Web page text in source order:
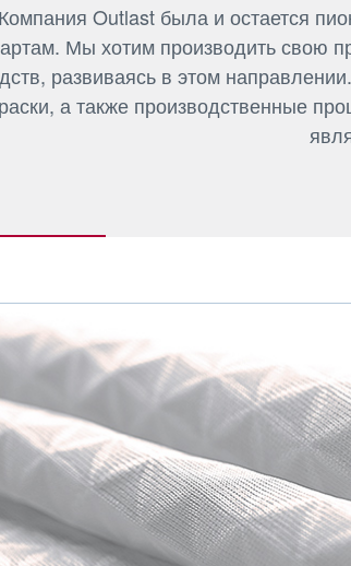
Компания Outlast была и остается
Мы хотим производить свою
развиваясь в этом
а также производственные